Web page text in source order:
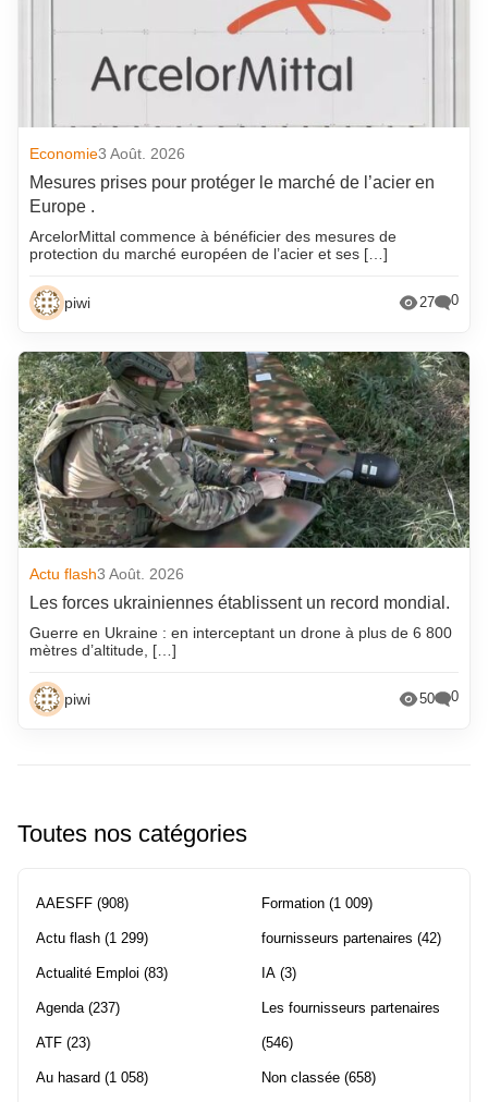
Economie3 Août. 2026
Mesures prises pour protéger le marché de l’acier en
Europe .
ArcelorMittal commence à bénéficier des mesures de
protection du marché européen de l’acier et ses […]
piwi 27 0
Actu flash3 Août. 2026
Les forces ukrainiennes établissent un record mondial.
Guerre en Ukraine : en interceptant un drone à plus de 6 800
mètres d’altitude, […]
piwi 50 0
Toutes nos catégories
AAESFF (908)
Actu flash (1 299)
Actualité Emploi (83)
Agenda (237)
ATF (23)
Au hasard (1 058)
Formation (1 009)
fournisseurs partenaires (42)
IA (3)
Les fournisseurs partenaires
(546)
Non classée (658)